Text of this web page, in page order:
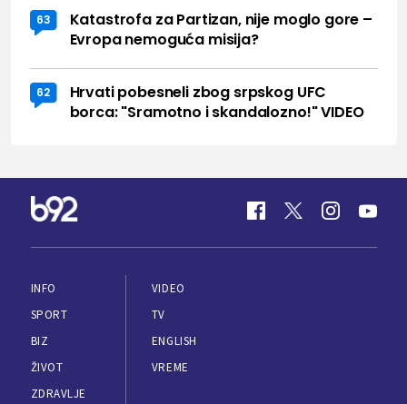
63
Katastrofa za Partizan, nije moglo gore –
Evropa nemoguća misija?
62
Hrvati pobesneli zbog srpskog UFC
borca: "Sramotno i skandalozno!" VIDEO
INFO
SPORT
BIZ
ŽIVOT
ZDRAVLJE
VIDEO
TV
ENGLISH
VREME